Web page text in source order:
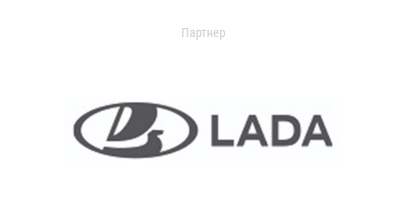
Партнер